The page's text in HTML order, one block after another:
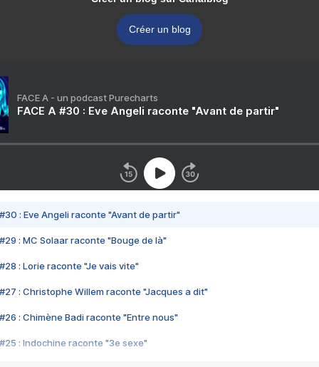
Créer un blog
FACE A - un podcast Purecharts
FACE A #30 : Eve Angeli raconte "Avant de partir"
#30 : Eve Angeli raconte "Avant de partir"
#29 : MC Solaar raconte "Bouge de là"
#28 : Lorie raconte "Je vais vite"
#27 : Christophe Willem raconte "Jacques a dit"
#26 : Chimène Badi raconte "Entre nous"
#25 : Indochine raconte "3e sexe"